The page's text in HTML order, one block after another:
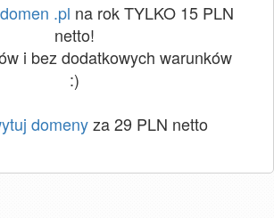
.pl na rok TYLKO 15 PLN
netto!
i bez dodatkowych warunków
:)
domenyza 29 PLN netto